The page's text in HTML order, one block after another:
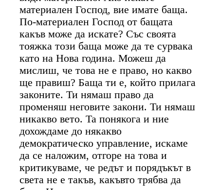
материален Господ, вие имате баща.
По-материален Господ от бащата
какъв може да искате? Със своята
тояжка този баща може да те сурвака
като на Нова година. Можеш да
мислиш, че това не е право, но какво
ще правиш? Баща ти е, който прилага
законите. Ти нямаш право да
променяш неговите закони. Ти нямаш
никакво вето. Та понякога и ние
дохождаме до някакво
демократическо управление, искаме
да се наложим, отгоре на това и
критикуваме, че редът и порядъкът в
света не е такъв, какъвто трябва да